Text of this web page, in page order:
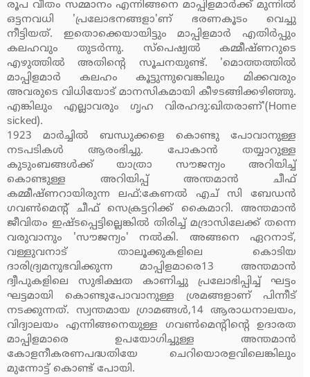
രൂപ വീതം സമ്മാനം എന്നിങ്ങനെ മാപ്പിളമാര്‍ക്ക് മുന്നില്‍
ഒട്ടനവധി 'പ്രലോഭനങ്ങളാ'ണ് ഭരണകൂടം വെച്ചു
നീട്ടിയത്. ഇതൊക്കെയായിട്ടും മാപ്പിളമാര്‍ എതിര്‍പ്പും
കലഹവും തുടര്‍ന്നു. സ്‌പെഷ്യല്‍ കമ്മീഷ്ണറുടെ
എഴുത്തില്‍ അതിന്റെ സൂചനയുണ്ട്. 'മൊത്തത്തില്‍
മാപ്പിളമാര്‍ കലഹം കൂട്ടുന്നുവെങ്കിലും മിക്കവരും
അവരുടെ വിധിയോട് മാനസികമായി കീഴടങ്ങിക്കഴിഞ്ഞു.
എങ്കിലും എല്ലാവരും ഗൃഹ വിരഹദു:ഖിതരാണ്'(Home
sicked).
1923 മാര്‍ച്ചില്‍ ബന്ധുക്കളെ കൊണ്ടു പോവാനുള്ള
നടപടികള്‍ ആരംഭിച്ചു. പോകാന്‍ തയ്യാറുള്ള
കുടുംബങ്ങള്‍ക്ക് യാത്രാ സൗജന്യം അറിയിച്ച്
കൊണ്ടുള്ള അറിയിപ്പ് അന്തമാന്‍ ചീഫ്
കമ്മീഷ്ണറായിരുന്ന ലഫ്:കേണല്‍ എച് സി ബേഡന്‍
ഗവണ്‍മെന്റ് ചീഫ് സെക്രട്ടറിക്ക് കൈമാറി. അന്തമാന്‍
ജീവിതം ഇഷ്ടപ്പെട്ടില്ലെങ്കില്‍ തിരിച്ച് മദ്രാസിലേക്ക് തന്നെ
വരുവാനും 'സൗജന്യം' നല്‍കി. അങ്ങനെ ഏറനാട്,
വള്ളുവനാട് താലൂക്കുകളിലെ കൊടിയ
ദാരിദ്ര്യമനുഭവിക്കുന്ന മാപ്പിളമാരെ13 അന്തമാന്‍
ദ്വീപുകളിലെ സുഭിക്ഷത കാണിച്ചു പ്രലോഭിപ്പിച്ച് ഘട്ടം
ഘട്ടമായി കൊണ്ടുപോവാനുള്ള ശ്രമങ്ങളാണ് പിന്നീട്
നടക്കുന്നത്. സ്വന്തമായ ഗ്രാമങ്ങള്‍,14 ആരാധനാലയം,
വിദ്യാലയം എന്നിങ്ങനെയുള്ള ഗവണ്‍മെന്റിന്റെ ഉദാരത
മാപ്പിളമാരെ ഉപയോഗിച്ചുള്ള അന്തമാന്‍
കോളനീകരണപദ്ധതിയേ ചെറിയൊരളവിലെങ്കിലും
മുന്നോട്ട് കൊണ്ട് പോയി.